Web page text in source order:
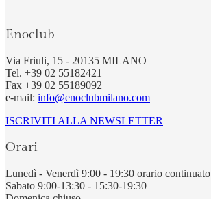
Enoclub
Via Friuli, 15 - 20135 MILANO
Tel. +39 02 55182421
Fax +39 02 55189092
e-mail: info@enoclubmilano.com
ISCRIVITI ALLA NEWSLETTER
Orari
Lunedì - Venerdì 9:00 - 19:30 orario continuato
Sabato 9:00-13:30 - 15:30-19:30